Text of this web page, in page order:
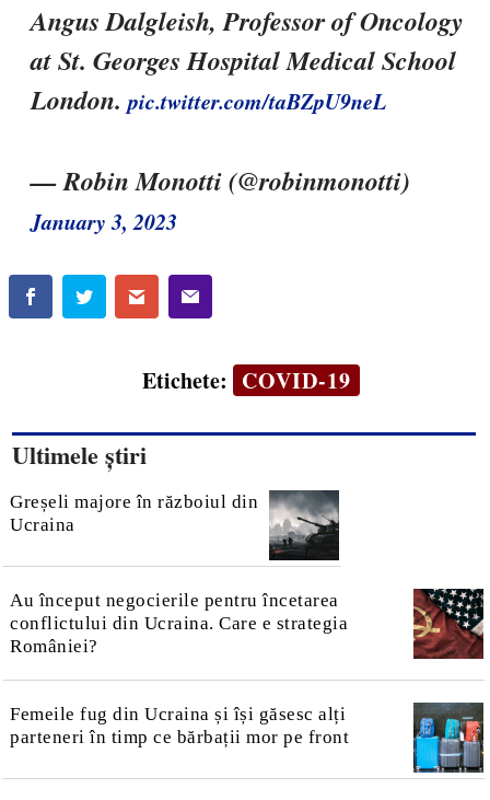
Angus Dalgleish, Professor of Oncology
at St. Georges Hospital Medical School
London.pic.twitter.com/taBZpU9neL
— Robin Monotti (@robinmonotti)
January 3, 2023
Etichete: COVID-19
Ultimele știri
Greșeli majore în războiul din
Ucraina
Au început negocierile pentru încetarea
conflictului din Ucraina. Care e strategia
României?
Femeile fug din Ucraina și își găsesc alți
parteneri în timp ce bărbații mor pe front